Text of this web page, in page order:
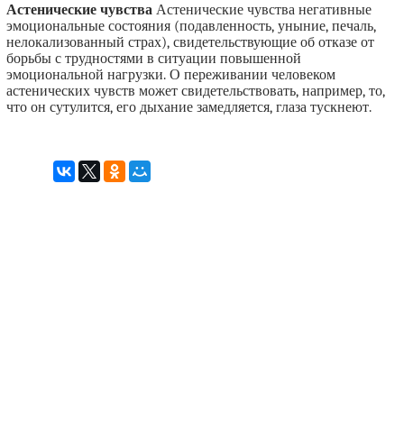
Астенические чувстваАстенические чувства негативные
эмоциональные состояния (подавленность, уныние, печаль,
нелокализованный страх), свидетельствующие об отказе от
борьбы с трудностями в ситуации повышенной
эмоциональной нагрузки. О переживании человеком
астенических чувств может свидетельствовать, например, то,
что он сутулится, его дыхание замедляется, глаза тускнеют.